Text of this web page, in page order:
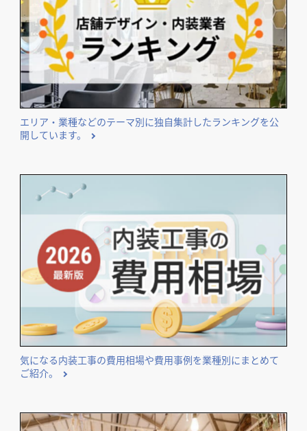
エリア・業種などのテーマ別に独自集計したランキングを公
開しています。
気になる内装工事の費用相場や費用事例を業種別にまとめて
ご紹介。